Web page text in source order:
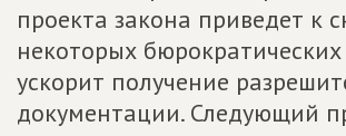
проекта закона приведет к
некоторых бюрократических
ускорит получение
документации. Следующий